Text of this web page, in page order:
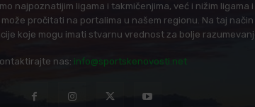
najpoznatijim ligama i takmičenjima, već i nižim ligama
pročitati na portalima u našem regionu. Na taj
koje mogu imati stvarnu vrednost za bolje
nas: info@sportskenovosti.net